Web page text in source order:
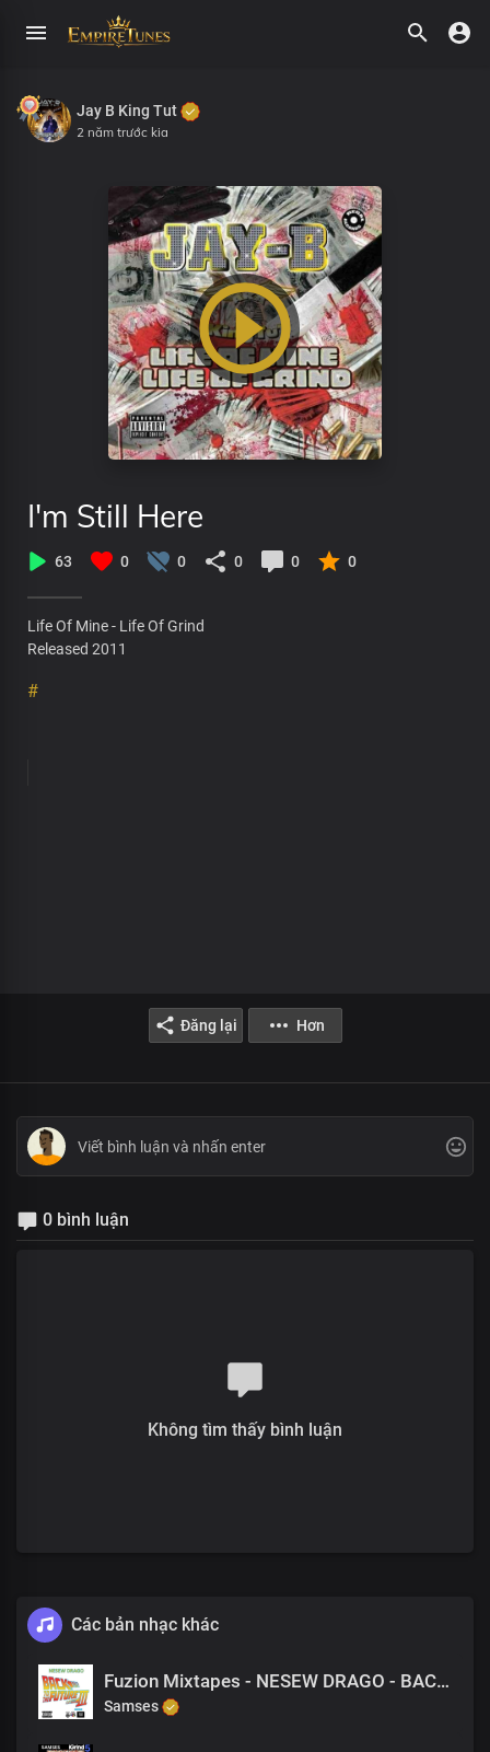
Jay B King Tut
2 năm trước kia
I'm Still Here
63 0 0 0 0 0
Life Of Mine - Life Of Grind
Released 2011
#
Đăng lại Hơn
0 bình luận
Không tìm thấy bình luận
Các bản nhạc khác
Fuzion Mixtapes - NESEW DRAGO - BACK TO THE FUTURE 3 - 15 SICK OF THE GAME
Samses